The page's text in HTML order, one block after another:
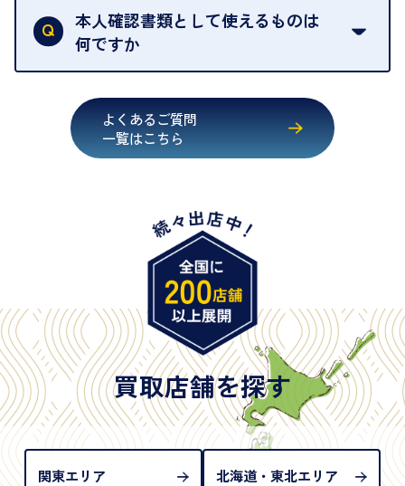
行うことが義務付けられています。安心してお取引
いただくためにも、ご協力をお願いいたします。
本人確認書類として使えるものは
何ですか
・健康保険証確認書
・マイナンバーカード
・在留カード
・旧パスポート
※原則として「公的機関が発行し、氏名、住所、生
年月日が記載されているもの
※日本国政府発行のもの
※2020年2月4日以降に申請された新型パスポートに
は「所持人記入欄（住所記載欄）」が存在しないた
め、単体では古物営業法上の本人確認書類として認
められない（住所確認ができないため）。補助書類
が必要となります
よくあるご質問
一覧はこちら
買取店舗を探す
関東エリア 北海道・東北エリア